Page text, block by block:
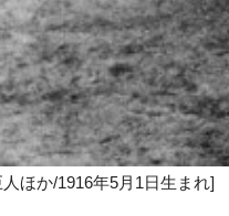
ほか/1916年5月1日生まれ]